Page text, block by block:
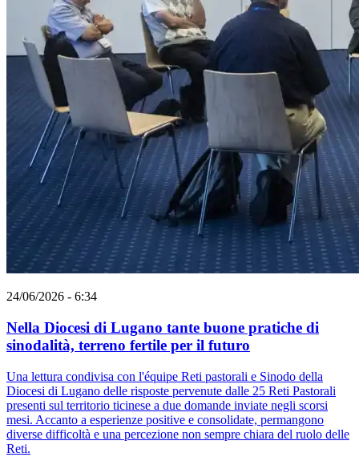
24/06/2026 - 6:34
Nella Diocesi di Lugano tante buone pratiche di
sinodalità, terreno fertile per il futuro
Una lettura condivisa con l'équipe Reti pastorali e Sinodo della
Diocesi di Lugano delle risposte pervenute dalle 25 Reti Pastorali
presenti sul territorio ticinese a due domande inviate negli scorsi
mesi. Accanto a esperienze positive e consolidate, permangono
diverse difficoltà e una percezione non sempre chiara del ruolo delle
Reti.